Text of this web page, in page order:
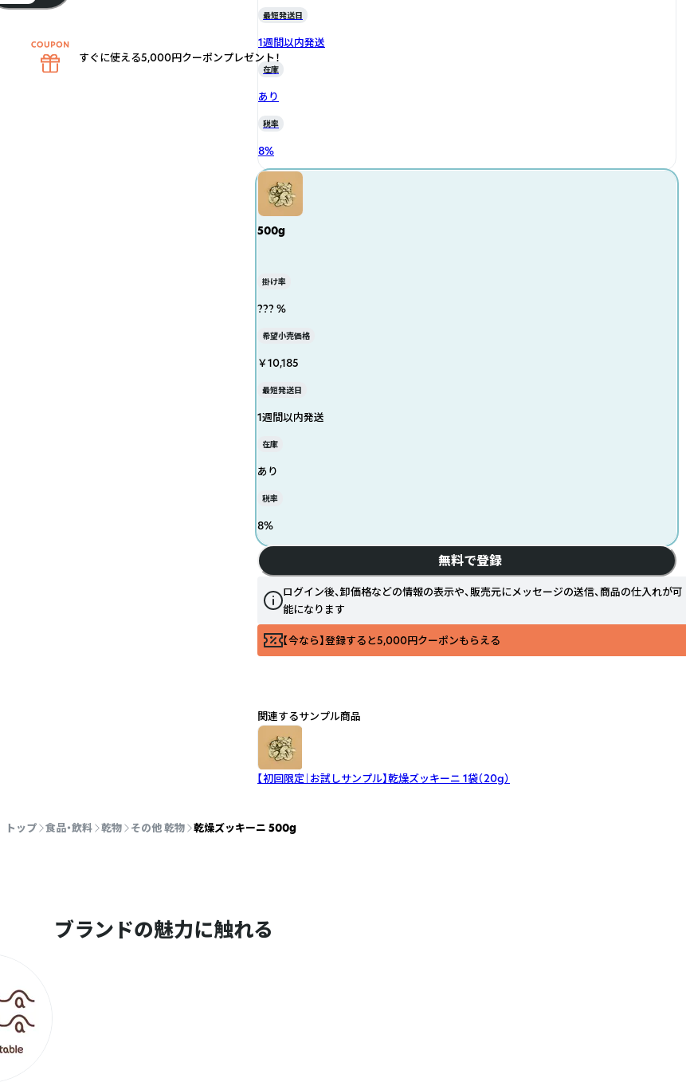
最短発送日
1週間以内発送
在庫
あり
税率
8%
500g
掛け率
??? %
希望小売価格
￥10,185
最短発送日
1週間以内発送
在庫
あり
税率
8%
無料で登録
ログイン後、卸価格などの情報の表示や、販売元にメッセージの送信、商品の仕入れが可
能になります
【今なら】登録すると5,000円クーポンもらえる
関連するサンプル商品
【初回限定｜お試しサンプル】乾燥ズッキーニ 1袋（20g）
トップ 食品・飲料 乾物 その他 乾物 乾燥ズッキーニ 500g
ブランドの魅力に触れる
すぐに使える5,000円クーポンプレゼント！